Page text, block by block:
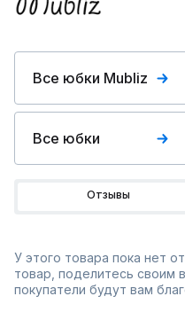
Все юбки Mubliz
Все юбки
Отзывы
У этого товара пока нет
товар, поделитесь своим
покупатели будут вам